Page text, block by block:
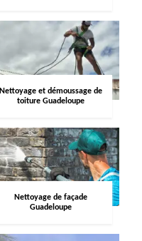
Nettoyage et démoussage de
toiture Guadeloupe
Nettoyage de façade
Guadeloupe